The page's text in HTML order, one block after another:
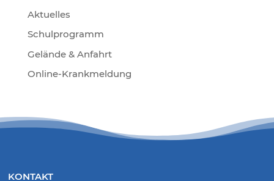
Aktuelles
Schulprogramm
Gelände & Anfahrt
Online-Krankmeldung
KONTAKT